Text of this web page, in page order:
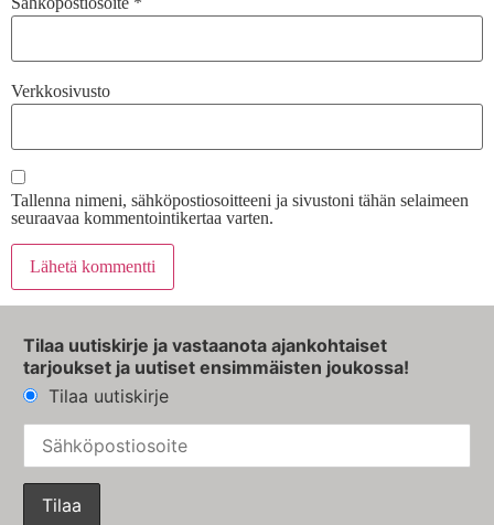
Verkkosivusto
Tallenna nimeni, sähköpostiosoitteeni ja sivustoni tähän selaimeen
seuraavaa kommentointikertaa varten.
Tilaa uutiskirje ja vastaanota ajankohtaiset
tarjoukset ja uutiset ensimmäisten joukossa!
Tilaa uutiskirje